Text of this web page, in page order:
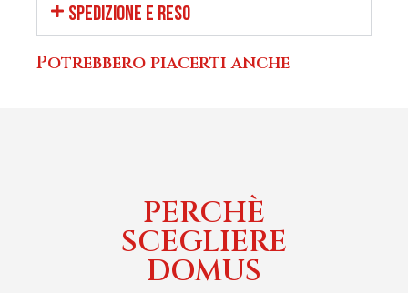
SPEDIZIONE E RESO
Potrebbero piacerti anche
PERCHÈ
SCEGLIERE
DOMUS